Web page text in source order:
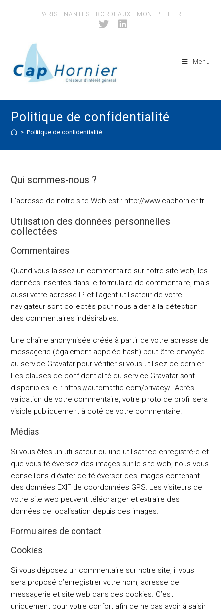
PARIS - NANTES - BORDEAUX - MONTPELLIER
Menu
Politique de confidentialité
> Politique de confidentialité
Qui sommes-nous ?
L’adresse de notre site Web est : http://www.caphornier.fr.
Utilisation des données personnelles
collectées
Commentaires
Quand vous laissez un commentaire sur notre site web, les
données inscrites dans le formulaire de commentaire, mais
aussi votre adresse IP et l’agent utilisateur de votre
navigateur sont collectés pour nous aider à la détection
des commentaires indésirables.
Une chaîne anonymisée créée à partir de votre adresse de
messagerie (également appelée hash) peut être envoyée
au service Gravatar pour vérifier si vous utilisez ce dernier.
Les clauses de confidentialité du service Gravatar sont
disponibles ici : https://automattic.com/privacy/. Après
validation de votre commentaire, votre photo de profil sera
visible publiquement à coté de votre commentaire.
Médias
Si vous êtes un utilisateur ou une utilisatrice enregistré·e et
que vous téléversez des images sur le site web, nous vous
conseillons d’éviter de téléverser des images contenant
des données EXIF de coordonnées GPS. Les visiteurs de
votre site web peuvent télécharger et extraire des
données de localisation depuis ces images.
Formulaires de contact
Cookies
Si vous déposez un commentaire sur notre site, il vous
sera proposé d’enregistrer votre nom, adresse de
messagerie et site web dans des cookies. C’est
uniquement pour votre confort afin de ne pas avoir à saisir